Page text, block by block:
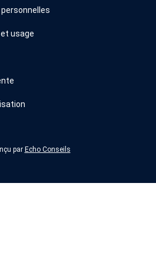
usage
par Echo Conseils